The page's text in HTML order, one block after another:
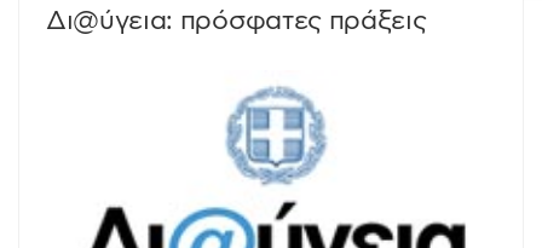
Δι@ύγεια: πρόσφατες πράξεις